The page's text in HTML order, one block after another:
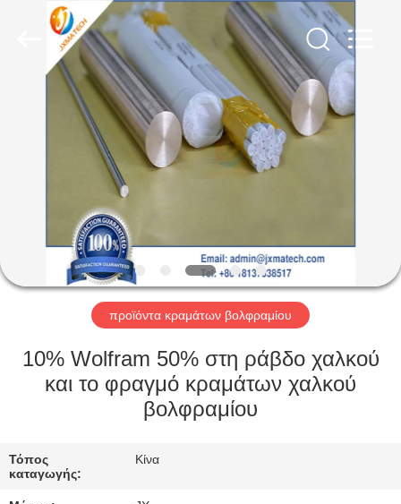
ΠΡΟΪΌΝΤΑ
ΠΕΡΊΠΟΥ
ΕΜΕΊΣ
ΓΎΡΟΣ
ΕΡΓΟΣΤΑΣΊΩΝ
ΜΑΣ
ΕΠΑΦΉ
ΜΕ
προϊόντα κραμάτων βολφραμίου
10% Wolfram 50% στη ράβδο χαλκού
και το φραγμό κραμάτων χαλκού
βολφραμίου
Τόπος
καταγωγής:
Κίνα